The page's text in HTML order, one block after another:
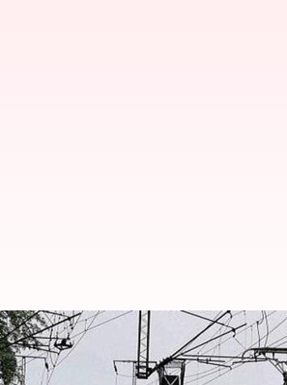
Andhra pradesh: రైళ్లలో
వ్రాసిన వారు Sirish Praharaju Sep 04, 2025 09:03 am